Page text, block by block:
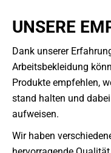
UNSERE
Dank unserer
Arbeitsbekleidung
Produkte empfehlen,
stand halten und
aufweisen.
Wir haben